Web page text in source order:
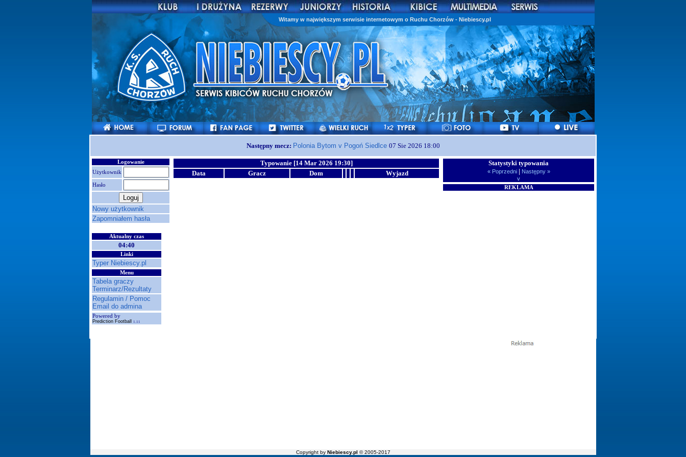
Witamy w największym serwisie internetowym o Ruchu Chorzów - Niebiescy.pl
Następny mecz: Polonia Bytom v Pogoń Siedlce 07 Sie 2026 18:00
Logowanie
Użytkownik
Hasło
Nowy użytkownik
Zapomniałem hasła
Aktualny czas
04:40
Linki
Typer Niebiescy.pl
Menu
Tabela graczy
Terminarz/Rezultaty
Regulamin / Pomoc
Email do admina
Powered by
Prediction Football 1.11
Typowanie [14 Mar 2026 19:30]
Data
Gracz Dom Wyjazd
Statystyki typowania
« Poprzedni | Następny »
v
REKLAMA
Copyright by Niebiescy.pl © 2005-2017